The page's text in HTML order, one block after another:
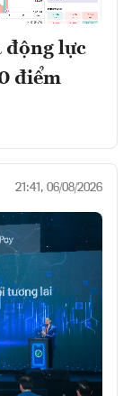
lực
điểm
21:41, 06/08/2026